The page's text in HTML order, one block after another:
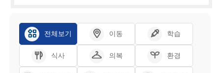
전체보기 이동 학습
식사 의복 환경